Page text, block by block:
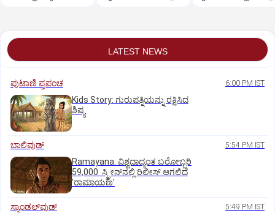
LATEST NEWS
ಪುಟಾಣಿ ಪ್ರಪಂಚ 6:00 PM IST
Kids Story: ಗುರುಪತ್ನಿಯನ್ನು ರಕ್ಷಿಸಿದ
ಶಿಷ್ಯ
ಬಾಲಿವುಡ್‌ 5:54 PM IST
Ramayana: ವಿಶ್ವದಾದ್ಯಂತ ಬರೋಬ್ಬರಿ
59,000 ಸ್ಕ್ರೀನ್‌ನಲ್ಲಿ ರಿಲೀಸ್‌ ಆಗಲಿದೆ
'ರಾಮಾಯಣ'
ಸ್ಯಾಂಡಲ್‌ವುಡ್‌ 5:49 PM IST